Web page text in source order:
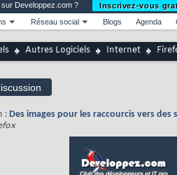
Developpez.com ?
Inscrivez-vous
Réseau social Blogs Agenda
Autres Logiciels Internet
: Des images pour les raccourcis vers des